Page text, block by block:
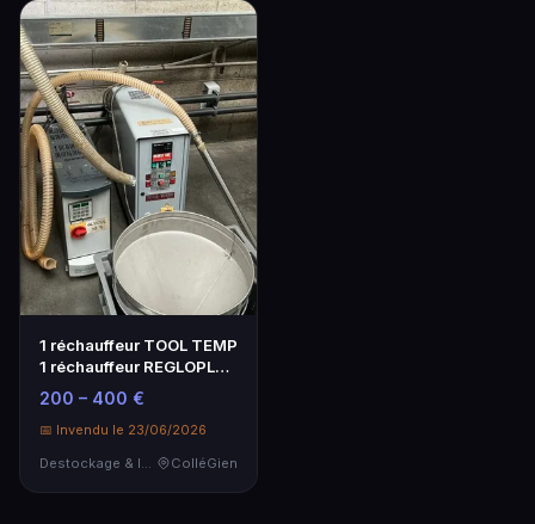
1 réchauffeur TOOL TEMP
1 réchauffeur REGLOPLAS
90S
200 – 400 €
📅 Invendu le 23/06/2026
Destockage & Invendus
ColléGien